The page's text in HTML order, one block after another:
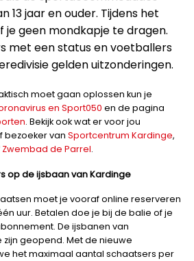
13 jaar en ouder. Tijdens het
je geen mondkapje te dragen.
met een status en voetballers
gelden uitzonderingen.
moet gaan oplossen kun je
en Sport050 en de pagina
. Bekijk ook wat er voor jou
bezoeker van Sportcentrum Kardinge,
Zwembad de Parrel.
op de ijsbaan van Kardinge
moet je vooraf online reserveren
uur. Betalen doe je bij de balie of je
De ijsbanen van
geopend. Met de nieuwe
het maximaal aantal schaatsers per